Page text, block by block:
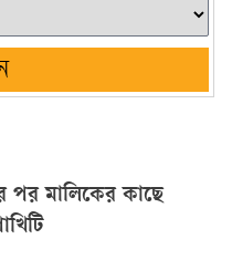
পর মালিকের কাছে